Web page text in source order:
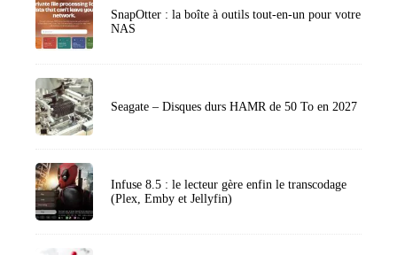
SnapOtter : la boîte à outils tout-en-un pour votre
NAS
Seagate – Disques durs HAMR de 50 To en 2027
Infuse 8.5 : le lecteur gère enfin le transcodage
(Plex, Emby et Jellyfin)